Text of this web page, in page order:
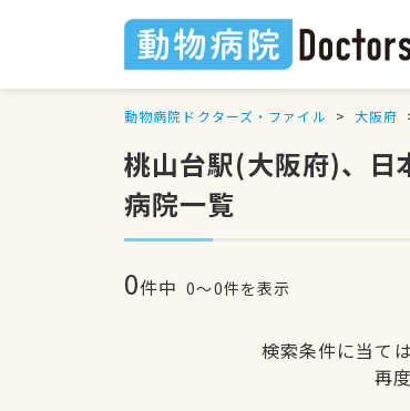
動物病院ドクターズ・ファイル 大阪府
桃山台駅(大阪府)、日
病院一覧
0件中 0〜0件を表示
検索条件に当て
再